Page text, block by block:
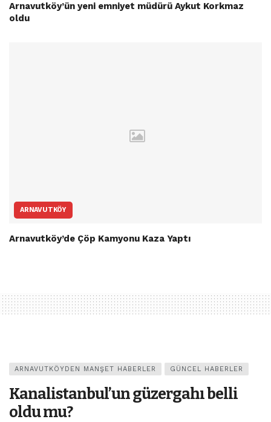
Arnavutköy’ün yeni emniyet müdürü Aykut Korkmaz
oldu
ARNAVUTKÖY
Arnavutköy’de Çöp Kamyonu Kaza Yaptı
ARNAVUTKÖYDEN MANŞET HABERLER GÜNCEL HABERLER
Kanalistanbul’un güzergahı belli
oldu mu?